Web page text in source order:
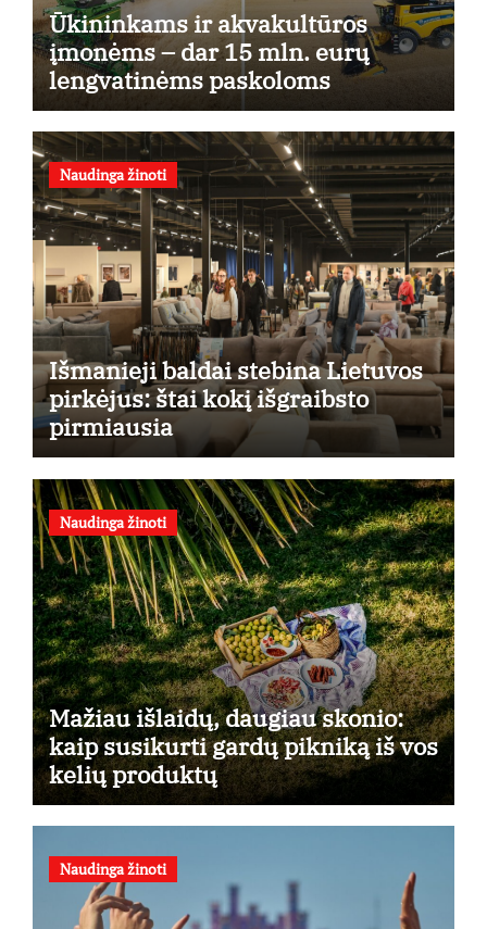
Ūkininkams ir akvakultūros
įmonėms – dar 15 mln. eurų
lengvatinėms paskoloms
Naudinga žinoti
Išmanieji baldai stebina Lietuvos
pirkėjus: štai kokį išgraibsto
pirmiausia
Naudinga žinoti
Mažiau išlaidų, daugiau skonio:
kaip susikurti gardų pikniką iš vos
kelių produktų
Naudinga žinoti